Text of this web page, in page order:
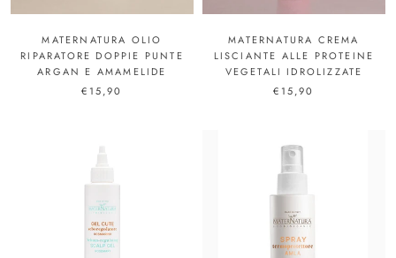
MATERNATURA OLIO
RIPARATORE DOPPIE PUNTE
ARGAN E AMAMELIDE
€15,90
MATERNATURA CREMA
LISCIANTE ALLE PROTEINE
VEGETALI IDROLIZZATE
€15,90